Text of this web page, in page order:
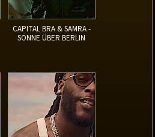
CAPITAL BRA & SAMRA -
SONNE ÜBER BERLIN